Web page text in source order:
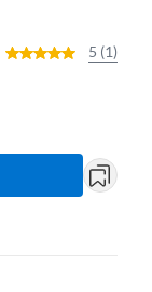
5 (1)